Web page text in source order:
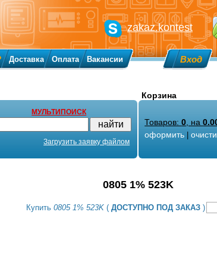
0805 1% 523K
Купить 0805 1% 523K(ДОСТУПНО ПОД ЗАКАЗ )
zakaz.kontest
Доставка Оплата Вакансии Вход
МУЛЬТИПОИСК
Загрузить заявку файлом
Корзина
Товаров:0 , на
оформить |